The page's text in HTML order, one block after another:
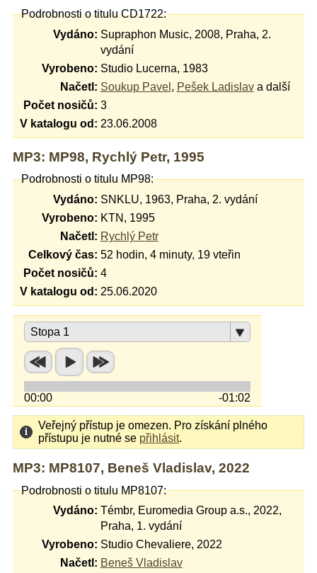
Podrobnosti o titulu CD1722:
Vydáno: Supraphon Music, 2008, Praha, 2.
vydání
Vyrobeno: Studio Lucerna, 1983
Načetl: Soukup Pavel , Pešek Ladislav a další
Počet nosičů: 3
V katalogu od: 23.06.2008
MP3: MP98, Rychlý Petr, 1995
Podrobnosti o titulu MP98:
Vydáno: SNKLU, 1963, Praha, 2. vydání
Vyrobeno: KTN, 1995
Načetl: Rychlý Petr
Celkový čas: 52 hodin, 4 minuty, 19 vteřin
Počet nosičů: 4
V katalogu od: 25.06.2020
Stopa 1
00:00 -01:02
Veřejný přístup je omezen. Pro získání plného
přístupu je nutné se přihlásit.
MP3: MP8107, Beneš Vladislav, 2022
Podrobnosti o titulu MP8107:
Vydáno: Témbr, Euromedia Group a.s., 2022,
Praha, 1. vydání
Vyrobeno: Studio Chevaliere, 2022
Načetl: Beneš Vladislav